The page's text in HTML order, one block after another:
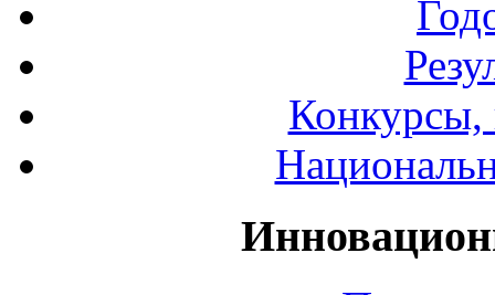
Конкурсы,